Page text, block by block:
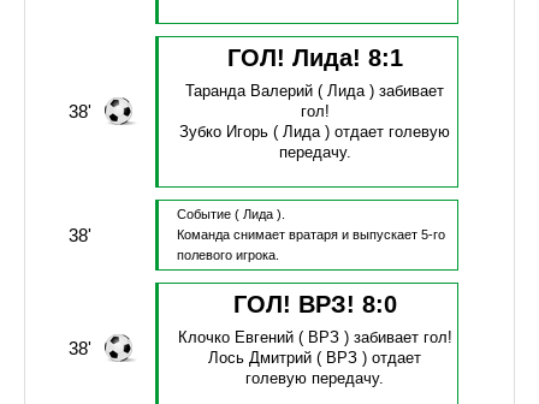
38'
ГОЛ! Лида! 8:1
Таранда Валерий ( Лида )забивает
гол!
Зубко Игорь ( Лида )отдает голевую
передачу.
38'
Событие ( Лида ).
Команда снимает вратаря и выпускает 5-го
полевого игрока.
38'
ГОЛ! ВРЗ! 8:0
Клочко Евгений( ВРЗ ) забивает гол!
Лось Дмитрий ( ВРЗ )отдает
голевую передачу.